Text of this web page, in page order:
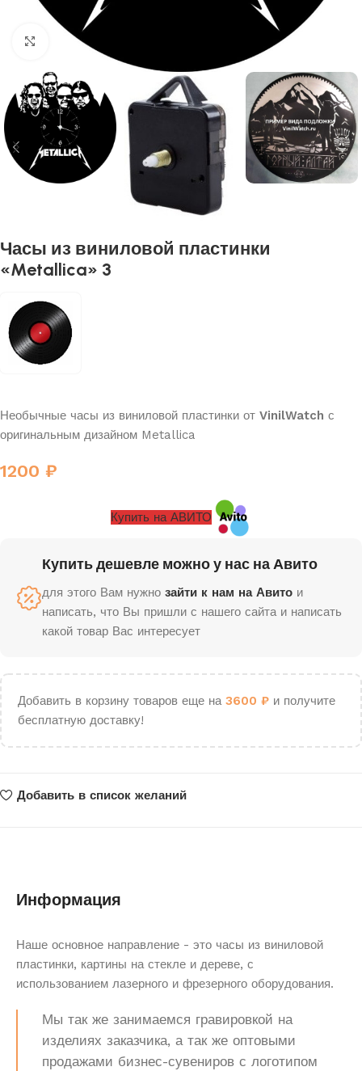
Нажмите, чтобы увеличить
Часы из виниловой пластинки
«Metallica» 3
Необычные часы из виниловой пластинки от VinilWatch с
оригинальным дизайном Metallica
1200 ₽
Купить на АВИТО
Купить дешевле можно у нас на Авито
для этого Вам нужно зайти к нам на Авито и
написать, что Вы пришли с нашего сайта и написать
какой товар Вас интересует
Добавить в корзину товаров еще на 3600 ₽ и получите
бесплатную доставку!
Добавить в список желаний
Информация
Наше основное направление - это часы из виниловой
пластинки, картины на стекле и дереве, с
использованием лазерного и фрезерного оборудования.
Мы так же занимаемся гравировкой на
изделиях заказчика, а так же оптовыми
продажами бизнес-сувениров с логотипом